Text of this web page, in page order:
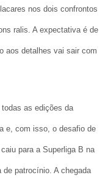
nos dois confrontos
ralis. A expectativa é de
aos detalhes vai sair com
as edições da
e, com isso, o desafio de
para a Superliga B na
de patrocínio. A chegada